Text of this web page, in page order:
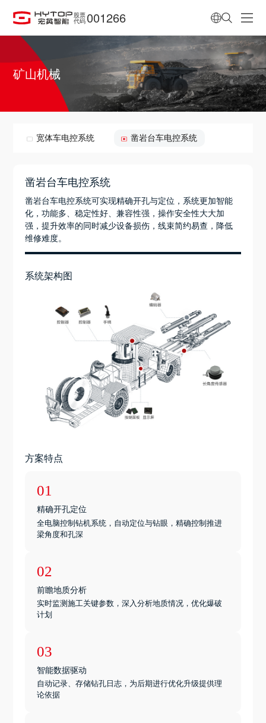
股票
代码 001266
矿山机械
宽体车电控系统 凿岩台车电控系统
凿岩台车电控系统
凿岩台车电控系统可实现精确开孔与定位，系统更加智能
化，功能多、稳定性好、兼容性强，操作安全性大大加
强，提升效率的同时减少设备损伤，线束简约易查，降低
维修难度。
系统架构图
方案特点
01
精确开孔定位
全电脑控制钻机系统，自动定位与钻眼，精确控制推进
梁角度和孔深
02
前瞻地质分析
实时监测施工关键参数，深入分析地质情况，优化爆破
计划
03
智能数据驱动
自动记录、存储钻孔日志，为后期进行优化升级提供理
论依据